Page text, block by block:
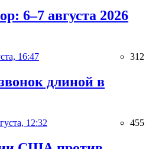
6–7 августа 2026
16:47 312
длиной в
12:32 455